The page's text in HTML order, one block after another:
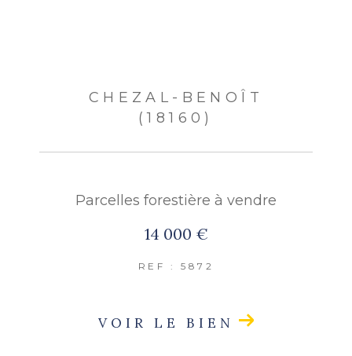
CHEZAL-BENOÎT
(18160)
Parcelles forestière à vendre
14 000 €
REF : 5872
VOIR LE BIEN